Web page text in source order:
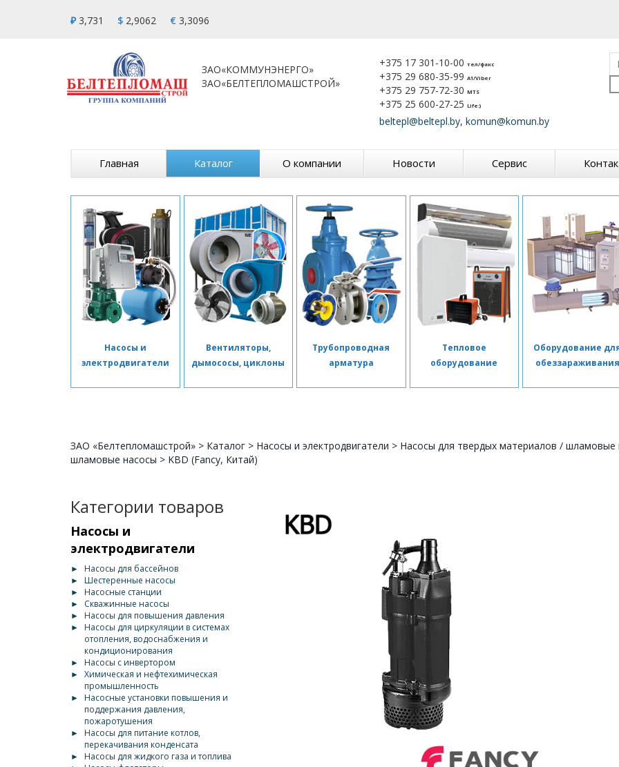
₽ 3,731 $ 2,9062 € 3,3096
ЗАО«КОММУНЭНЕРГО»
ЗАО«БЕЛТЕПЛОМАШСТРОЙ»
+375 17 301-10-00 тел/факс
+375 29 680-35-99 A1/Viber
+375 29 757-72-30 MTS
+375 25 600-27-25 Life:)
beltepl@beltepl.by, komun@komun.by
Главная Каталог О компании Новости Сервис
Насосы и
электродвигатели
Вентиляторы,
дымососы, циклоны
Трубопроводная
арматура
Тепловое
оборудование
Оборудование
обеззараживания
ЗАО «Белтепломашстрой» > Каталог > Насосы и электродвигатели > Насосы для твердых материалов / шламовые
шламовые насосы > KBD (Fancy, Китай)
Категории товаров
Насосы и
электродвигатели
►
Насосы для бассейнов
►
Шестеренные насосы
►
Насосные станции
►
Скважинные насосы
►
Насосы для повышения давления
►
Насосы для циркуляции в системах
отопления, водоснабжения и
кондиционирования
►
Насосы с инвертором
► Химическая и нефтехимическая
промышленность
►
Насосные установки повышения и
поддержания давления,
пожаротушения
►
Насосы для питание котлов,
перекачивания конденсата
►
Насосы для жидкого газа и топлива